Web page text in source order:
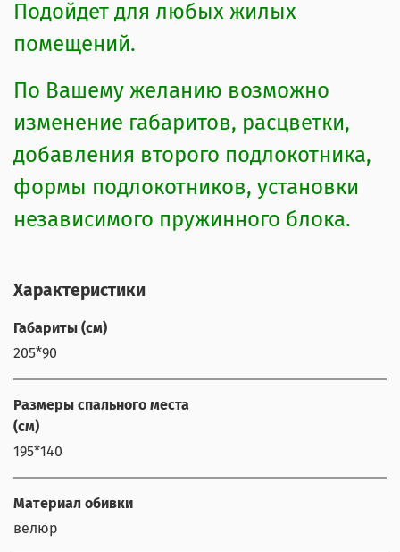
Подойдет для любых жилых
помещений.
По Вашему желанию возможно
изменение габаритов, расцветки,
добавления второго подлокотника,
формы подлокотников, установки
независимого пружинного блока.
Характеристики
Габариты (см)
205*90
Размеры спального места
(см)
195*140
Материал обивки
велюр